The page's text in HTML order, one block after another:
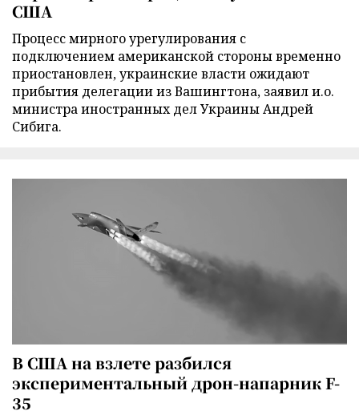
США
Процесс мирного урегулирования с
подключением американской стороны временно
приостановлен, украинские власти ожидают
прибытия делегации из Вашингтона, заявил и.о.
министра иностранных дел Украины Андрей
Сибига.
В США на взлете разбился
экспериментальный дрон-напарник F-
35